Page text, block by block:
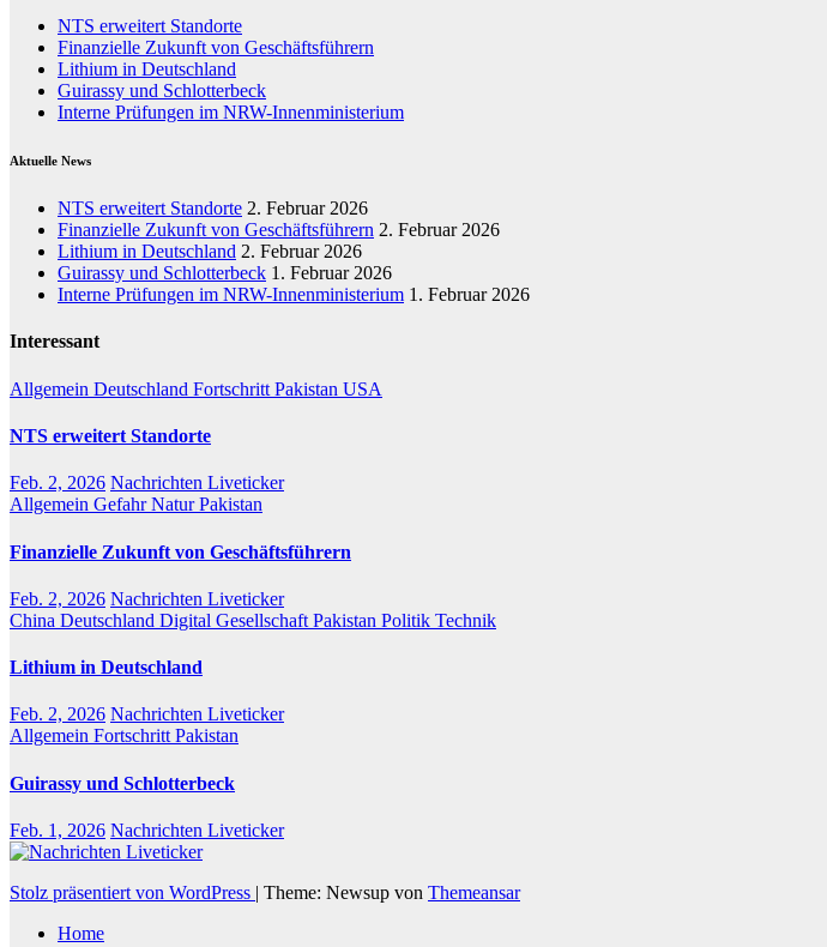
NTS erweitert Standorte
Finanzielle Zukunft von Geschäftsführern
Lithium in Deutschland
Guirassy und Schlotterbeck
Interne Prüfungen im NRW-Innenministerium
Aktuelle News
NTS erweitert Standorte 2. Februar 2026
Finanzielle Zukunft von Geschäftsführern 2. Februar 2026
Lithium in Deutschland 2. Februar 2026
Guirassy und Schlotterbeck 1. Februar 2026
Interne Prüfungen im NRW-Innenministerium 1. Februar 2026
Interessant
Allgemein Deutschland Fortschritt Pakistan USA
NTS erweitert Standorte
Feb. 2, 2026 Nachrichten Liveticker
Allgemein GefahrNaturPakistan
Finanzielle Zukunft von Geschäftsführern
Feb. 2, 2026 Nachrichten Liveticker
China Deutschland Digital Gesellschaft Pakistan Politik Technik
Lithium in Deutschland
Feb. 2, 2026 Nachrichten Liveticker
Allgemein Fortschritt Pakistan
Guirassy und Schlotterbeck
Feb. 1, 2026 Nachrichten Liveticker
Stolz präsentiert von WordPress | Theme: Newsup von Themeansar
Home